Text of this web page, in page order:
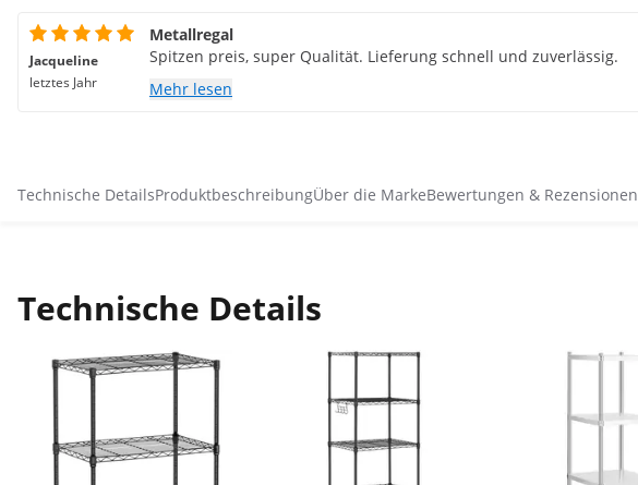
Jacqueline
letztes Jahr
Metallregal
Spitzen preis, super Qualität. Lieferung schnell und zuverlässig.
Mehr lesen
Technische DetailsProduktbeschreibungÜber die MarkeBewertungen & Rezensionen
Technische Details